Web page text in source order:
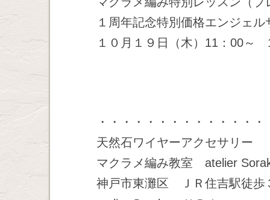
１周年記念特別価格エンジェ
１０月１９日（木）11：00～
・・・・・・・・・・・・・・
天然石ワイヤーアクセサリー
マクラメ編み教室 atelier
神戸市東灘区 ＪＲ住吉駅徒歩